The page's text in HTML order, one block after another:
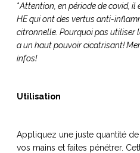
*Attention, en période de covid, il
HE qui ont des vertus anti-
citronnelle. Pourquoi pas utiliser
a un haut pouvoir cicatrisant!
infos!
Utilisation
Appliquez une juste quantité
vos mains et faites pénétrer.